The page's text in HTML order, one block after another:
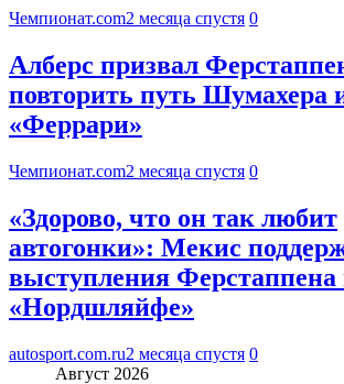
Чемпионат.com2 месяца спустя 0
Алберс призвал
повторить путь Шумахера
«Феррари»
Чемпионат.com2 месяца спустя 0
«Здорово, что он так любит
автогонки»: Мекис
выступления Ферстаппена
«Нордшляйфе»
autosport.com.ru2 месяца спустя 0
Август 2026